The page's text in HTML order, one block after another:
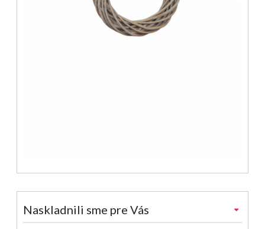
Naskladnili sme pre Vás